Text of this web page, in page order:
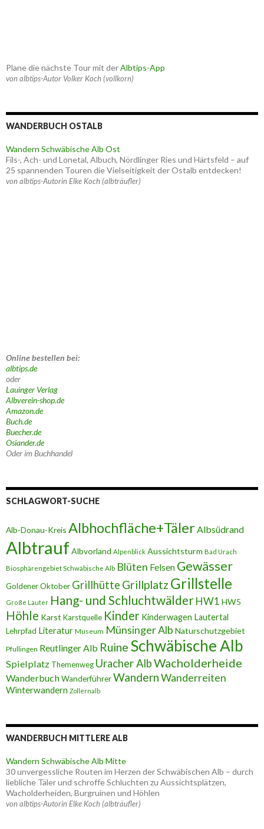
Plane die nächste Tour mit derAlbtips-App
von albtips-Autor Volker Koch (vollkorn)
WANDERBUCH OSTALB
Wandern Schwäbische Alb Ost
Fils-, Ach- und Lonetal, Albuch, Nördlinger Ries und Härtsfeld – auf
25 spannenden Touren die Vielseitigkeit der Ostalb entdecken!
von albtips-Autorin Elke Koch (albträufler)
Online bestellen bei:
albtips.de
oder
Lauinger Verlag
Albverein-shop.de
Amazon.de
Buch.de
Buecher.de
Osiander.de
Oder im Buchhandel
SCHLAGWORT-SUCHE
Alb-Donau-Kreis Albhochfläche+TälerAlbsüdrand
Albtrauf Albvorland Alpenblick Aussichtsturm Bad Urach
Biosphärengebiet Schwäbische Alb Blüten Felsen Gewässer
Goldener Oktober Grillhütte Grillplatz Grillstelle
Große Lauter Hang- und SchluchtwälderHW1 HW5
Höhle Karst Karstquelle Kinder Kinderwagen Lautertal
Lehrpfad Literatur Museum Münsinger Alb Naturschutzgebiet
Pfullingen Reutlinger Alb Ruine Schwäbische Alb
Spielplatz Themenweg Uracher AlbWacholderheide
WanderbuchWanderführerWandernWanderreiten
Winterwandern Zollernalb
WANDERBUCH MITTLERE ALB
Wandern Schwäbische Alb Mitte
30 unvergessliche Routen im Herzen der Schwäbischen Alb – durch
liebliche Täler und schroffe Schluchten zu Aussichtsplätzen,
Wacholderheiden, Burgruinen und Höhlen
von albtips-Autorin Elke Koch (albträufler)